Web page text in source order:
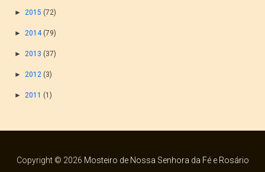
► 2015 (72)
► 2014 (79)
► 2013 (37)
► 2012 (3)
► 2011 (1)
Copyright © 2026 Mosteiro de Nossa Senhora da Fé e Rosário